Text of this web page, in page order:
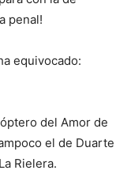
penal!
equivocado:
del Amor de
el de Duarte
Rielera.